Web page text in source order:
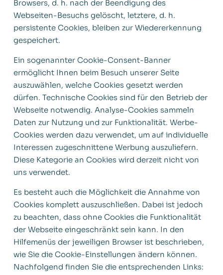
Browsers, d. h. nach der Beendigung des
Webseiten-Besuchs gelöscht, letztere, d. h.
persistente Cookies, bleiben zur Wiedererkennung
gespeichert.
Ein sogenannter Cookie-Consent-Banner
ermöglicht Ihnen beim Besuch unserer Seite
auszuwählen, welche Cookies gesetzt werden
dürfen. Technische Cookies sind für den Betrieb der
Webseite notwendig. Analyse-Cookies sammeln
Daten zur Nutzung und zur Funktionalität. Werbe-
Cookies werden dazu verwendet, um auf individuelle
Interessen zugeschnittene Werbung auszuliefern.
Diese Kategorie an Cookies wird derzeit nicht von
uns verwendet.
Es besteht auch die Möglichkeit die Annahme von
Cookies komplett auszuschließen. Dabei ist jedoch
zu beachten, dass ohne Cookies die Funktionalität
der Webseite eingeschränkt sein kann. In den
Hilfemenüs der jeweiligen Browser ist beschrieben,
wie Sie die Cookie-Einstellungen ändern können.
Nachfolgend finden Sie die entsprechenden Links: